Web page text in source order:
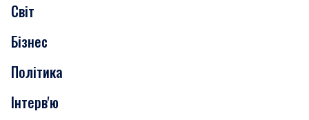
Нерухомість
Транспорт
Світ
Бізнес
Політика
Інтерв'ю